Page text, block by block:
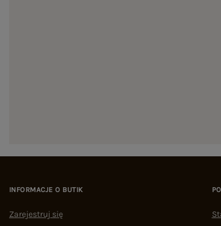
INFORMACJE O BUTIK
Zarejestruj się